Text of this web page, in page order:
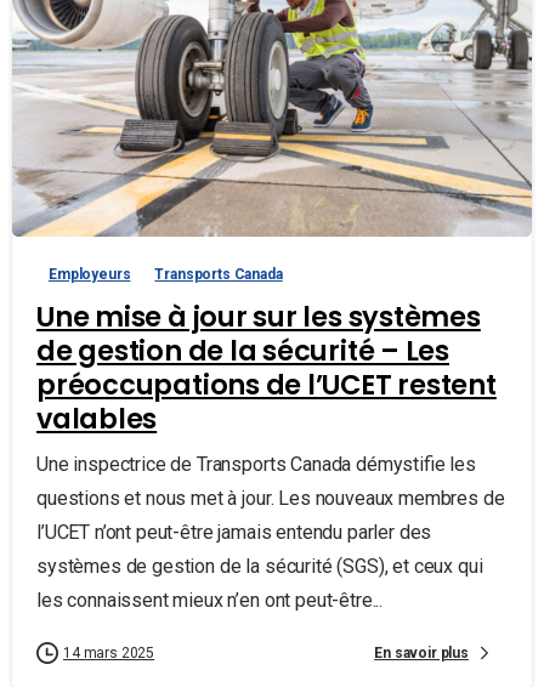
Employeurs Transports Canada
Une mise à jour sur les systèmes
de gestion de la sécurité – Les
préoccupations de l’UCET restent
valables
Une inspectrice de Transports Canada démystifie les
questions et nous met à jour. Les nouveaux membres de
l’UCET n’ont peut-être jamais entendu parler des
systèmes de gestion de la sécurité (SGS), et ceux qui
les connaissent mieux n’en ont peut-être...
14 mars 2025 En savoir plus